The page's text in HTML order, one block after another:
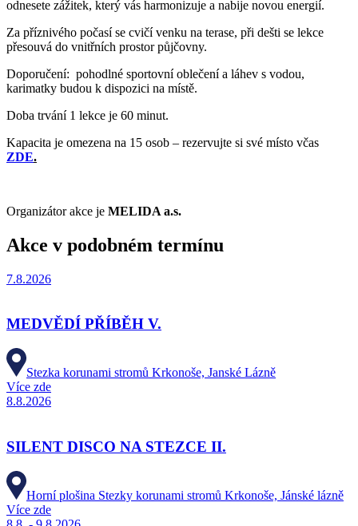
odnesete zážitek, který vás harmonizuje a nabije novou energií.
Za příznivého počasí se cvičí venku na terase, při dešti se lekce
přesouvá do vnitřních prostor půjčovny.
Doporučení: pohodlné sportovní oblečení a láhev s vodou,
karimatky budou k dispozici na místě.
Doba trvání 1 lekce je 60 minut.
Kapacita je omezena na 15 osob – rezervujte si své místo včas
ZDE.
Organizátor akce je MELIDA a.s.
Akce v podobném termínu
7.8.2026
MEDVĚDÍ PŘÍBĚH V.
Stezka korunami stromů Krkonoše, Janské Lázně
Více zde
8.8.2026
SILENT DISCO NA STEZCE II.
Horní plošina Stezky korunami stromů Krkonoše, Jánské lázně
Více zde